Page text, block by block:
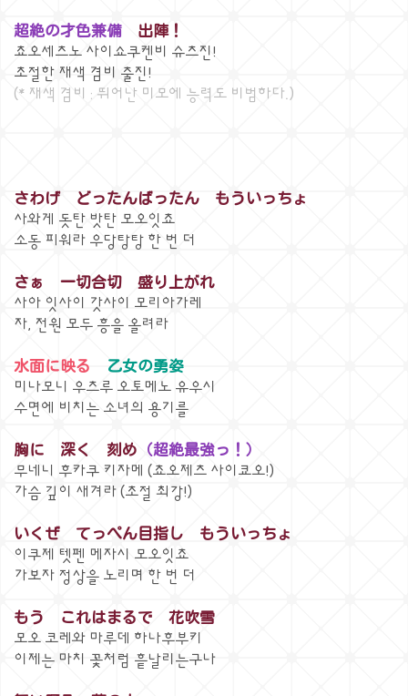
超絶の才色兼備
出陣！
쵸오세츠노 사이쇼쿠켄비 슈츠진!
초절한 재색 겸비 출진!
(* 재색 겸비 : 뛰어난 미모에 능력도 비범하다.)
さわげ どったんばったん もういっちょ
사와게 돗탄 밧탄 모오잇쵸
소동 피워라 우당탕탕 한 번 더
さぁ 一切合切 盛り上がれ
사아 잇사이 갓사이 모리아가레
자, 전원 모두 흥을 올려라
水面に映る
乙女の勇姿
미나모니 우츠루 오토메노 유우시
수면에 비치는 소녀의 용기를
胸に 深く 刻め （超絶最強っ！）
무네니 후카쿠 키자메 (쵸오제츠 사이쿄오!)
가슴 깊이 새겨라 (초절 최강!)
いくぜ てっぺん目指し もういっちょ
이쿠제 텟펜 메자시 모오잇쵸
가보자 정상을 노리며 한 번 더
もう これはまるで 花吹雪
모오 코레와 마루데 하나후부키
이제는 마치 꽃처럼 흩날리는구나